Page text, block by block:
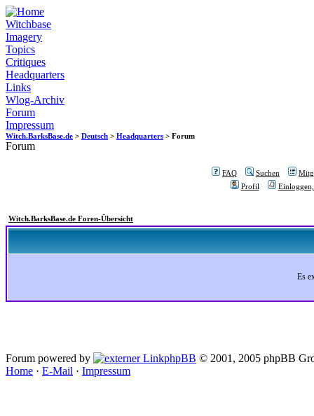
Witchbase
Imagery
Topics
Critiques
Headquarters
Links
Wlog-Archiv
Forum
Impressum
Witch.BarksBase.de > Deutsch > Headquarters > Forum
Forum
FAQ Suchen
Profil
Witch.BarksBase.de Foren-Übersicht
Es
Forum powered by phpBB © 2001, 2005 phpBB
Home · E-Mail · Impressum